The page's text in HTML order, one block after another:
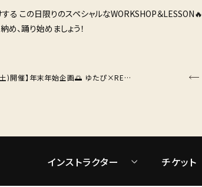
る この日限りのスペシャルなWORKSHOP＆LESSON🔥
、踊り始めましょう！
【1/17(土)開催】年末年始企画🌅 ゆたぴ×RENKA Special WORKSHOP❤️‍🔥
インストラクター チケット